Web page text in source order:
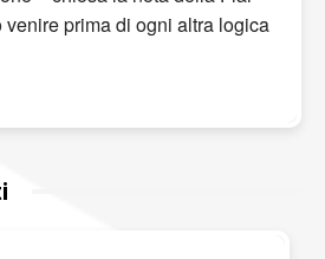
prima di ogni altra logica